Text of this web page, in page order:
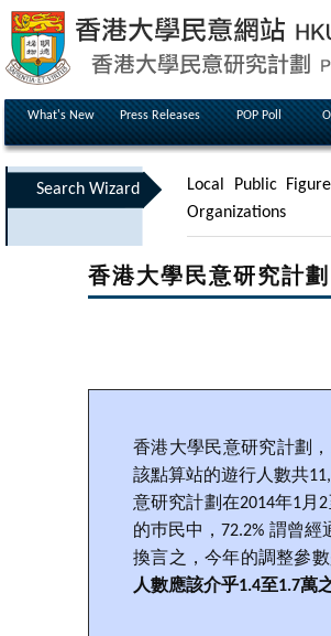
What's New Press Releases POP Poll
Search Wizard Local Public
Organizations
香港大學民意研究計
香港大學民意研究計劃
該點算站的遊行人數共
意研究計劃在2014年1月
的巿民中，72.2% 謂曾
換言之，今年的調整參
人數應該介乎1.4至1.7萬